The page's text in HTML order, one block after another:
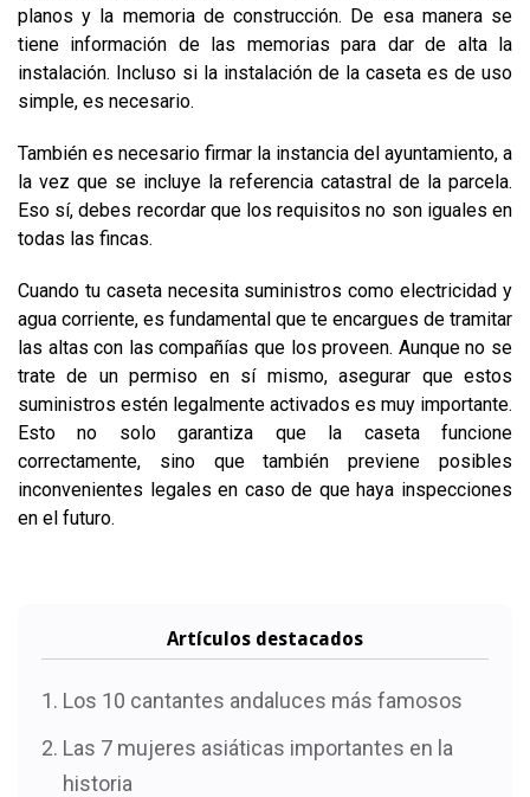
planos y la memoria de construcción. De esa manera se
tiene información de las memorias para dar de alta la
instalación. Incluso si la instalación de la caseta es de uso
simple, es necesario.
También es necesario firmar la instancia del ayuntamiento, a
la vez que se incluye la referencia catastral de la parcela.
Eso sí, debes recordar que los requisitos no son iguales en
todas las fincas.
Cuando tu caseta necesita suministros como electricidad y
agua corriente, es fundamental que te encargues de tramitar
las altas con las compañías que los proveen. Aunque no se
trate de un permiso en sí mismo, asegurar que estos
suministros estén legalmente activados es muy importante.
Esto no solo garantiza que la caseta funcione
correctamente, sino que también previene posibles
inconvenientes legales en caso de que haya inspecciones
en el futuro.
Artículos destacados
Los 10 cantantes andaluces más famosos
Las 7 mujeres asiáticas importantes en la
historia